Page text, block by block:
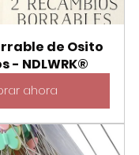
de Osito
- NDLWRK®
ahora